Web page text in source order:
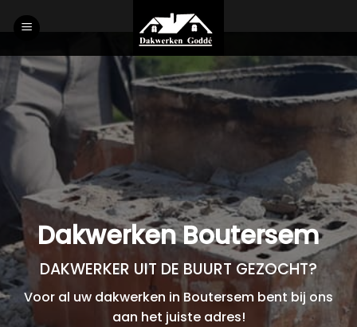
to
Dakwerken Boutersem
DAKWERKER UIT DE BUURT GEZOCHT?
Voor al uw dakwerken in Boutersem bent bij ons
aan het juiste adres!